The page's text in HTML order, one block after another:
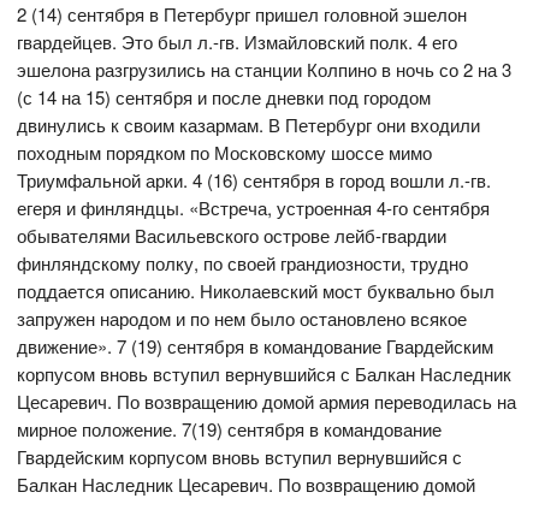
2 (14) сентября в Петербург пришел головной эшелон
гвардейцев. Это был л.-гв. Измайловский полк. 4 его
эшелона разгрузились на станции Колпино в ночь со 2 на 3
(с 14 на 15) сентября и после дневки под городом
двинулись к своим казармам. В Петербург они входили
походным порядком по Московскому шоссе мимо
Триумфальной арки. 4 (16) сентября в город вошли л.-гв.
егеря и финляндцы. «Встреча, устроенная 4-го сентября
обывателями Васильевского острове лейб-гвардии
финляндскому полку, по своей грандиозности, трудно
поддается описанию. Николаевский мост буквально был
запружен народом и по нем было остановлено всякое
движение». 7 (19) сентября в командование Гвардейским
корпусом вновь вступил вернувшийся с Балкан Наследник
Цесаревич. По возвращению домой армия переводилась на
мирное положение. 7(19) сентября в командование
Гвардейским корпусом вновь вступил вернувшийся с
Балкан Наследник Цесаревич. По возвращению домой